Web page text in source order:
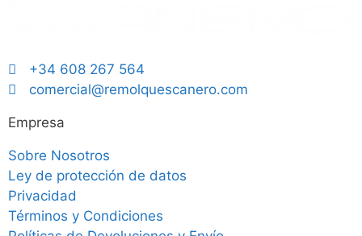
+34 608 267 564
comercial@remolquescanero.com
Empresa
Sobre Nosotros
Ley de protección de datos
Privacidad
Términos y Condiciones